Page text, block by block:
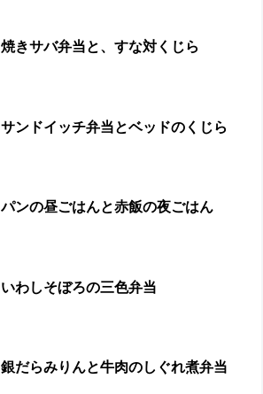
焼きサバ弁当と、すな対くじら
サンドイッチ弁当とベッドのくじら
パンの昼ごはんと赤飯の夜ごはん
いわしそぼろの三色弁当
銀だらみりんと牛肉のしぐれ煮弁当